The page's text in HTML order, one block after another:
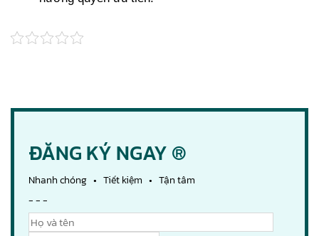
ĐĂNG KÝ NGAY ®
Nhanh chóng • Tiết kiệm • Tận tâm
- - -